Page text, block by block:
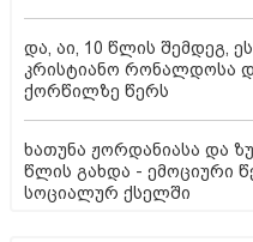
და, აი, 10 წლის შემდეგ,
კრისტიანო რონალდოსა
ქორწილზე წერს
ხათუნა ჟორდანიასა და
წლის გახდა - ემოციური
სოციალურ ქსელში